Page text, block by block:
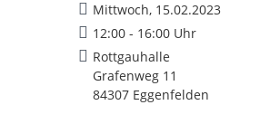
Mittwoch, 15.02.2023
12:00 - 16:00 Uhr
Rottgauhalle
Grafenweg 11
84307 Eggenfelden